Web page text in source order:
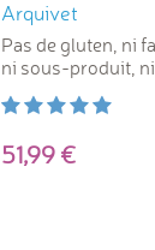
Arquivet
Pas de gluten, ni
ni sous-produit,
artificiels
51,99